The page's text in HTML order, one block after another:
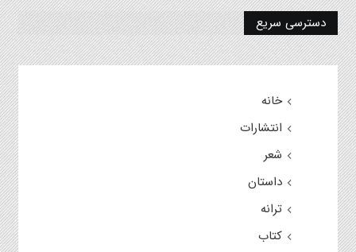
دسترسی سریع
خانه
انتشارات
شعر
داستان
ترانه
کتاب